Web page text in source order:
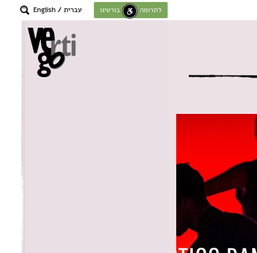
לתרומה לחוסן בורטיגו עברית /
English